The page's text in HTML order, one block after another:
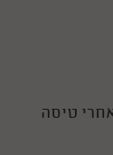
אחרי טיסה